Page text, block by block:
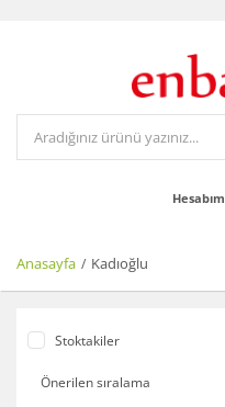
Hesabım
Anasayfa Kadıoğlu
Stoktakiler